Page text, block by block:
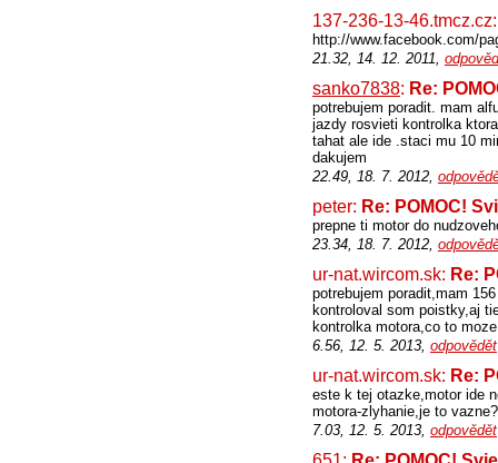
137-236-13-
http://www.facebook.com/
21.32, 14. 12. 2011,
sanko7838: Re:
potrebujem poradit. mam
jazdy rosvieti kontrolka
tahat ale ide .staci mu 10
dakujem
22.49, 18. 7. 2012,
peter: Re: POMOC!
prepne ti motor do
23.34, 18. 7. 2012,
ur-nat.wircom.sk: Re:
potrebujem poradit,mam
kontroloval som poistky,aj
kontrolka motora,co to
6.56, 12. 5. 2013, odpovědět
ur-nat.wircom.sk: Re:
este k tej otazke,motor ide
motora-zlyhanie,je to
7.03, 12. 5. 2013, odpovědět